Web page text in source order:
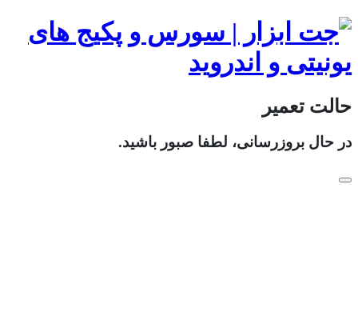
حالت تعمیر
در حال بروزرسانی، لطفا صبور باشید.